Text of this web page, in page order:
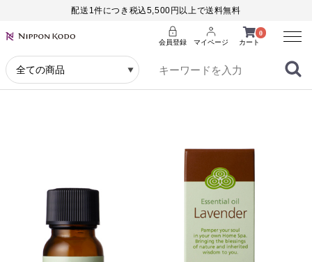
配送1件につき税込5,500円以上で送料無料
0
カート
会員登録 マイページ
Menu